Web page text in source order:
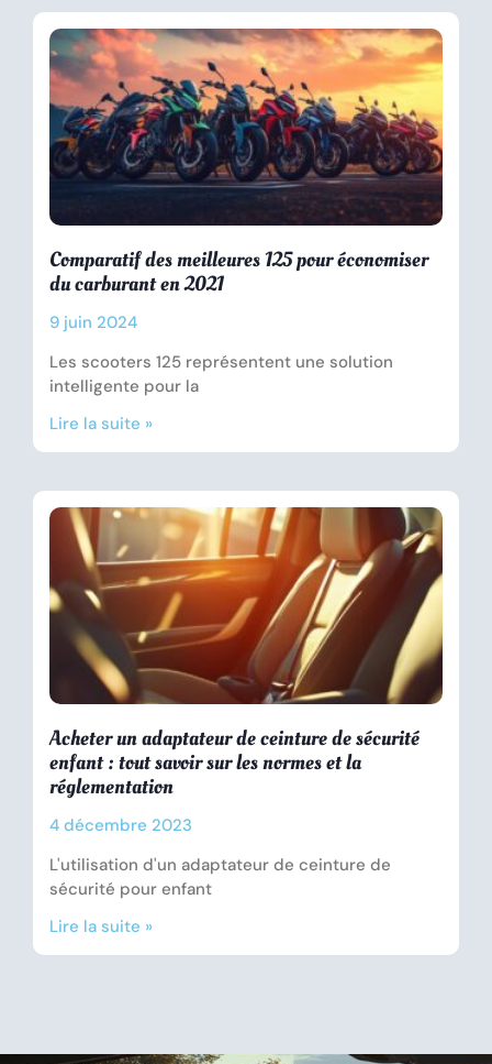
Comparatif des meilleures 125 pour économiser
du carburant en 2021
9 juin 2024
Les scooters 125 représentent une solution
intelligente pour la
Lire la suite »
Acheter un adaptateur de ceinture de sécurité
enfant : tout savoir sur les normes et la
réglementation
4 décembre 2023
L'utilisation d'un adaptateur de ceinture de
sécurité pour enfant
Lire la suite »